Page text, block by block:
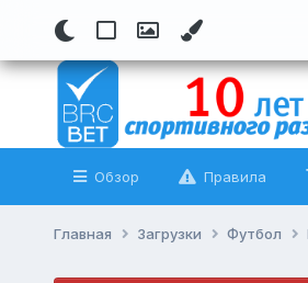
Обзор Правила
Главная Загрузки Футбол